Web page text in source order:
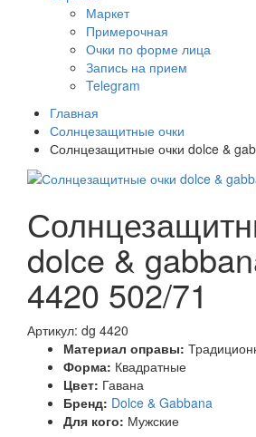
Маркет
Примерочная
Очки по форме лица
Запись на прием
Telegram
Главная
Солнцезащитные очки
Солнцезащитные очки dolce &
dolce &
4420 502/71
Артикул: dg 4420
Материал оправы:
Форма: Квадратные
Цвет: Гавана
Бренд: Dolce & Gabbana
Для кого: Мужские